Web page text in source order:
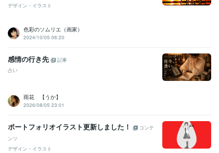
デザイン・イラスト
色彩のソムリエ（画家）
2024/10/05 06:20
感情の行き先
記事
占い
雨花 【うか】
2026/08/05 23:01
ポートフォリオイラスト更新しました！
コンテ
ンツ
デザイン・イラスト